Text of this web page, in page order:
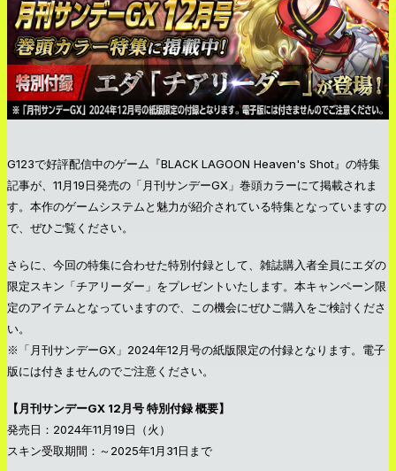
G123で好評配信中のゲーム『BLACK LAGOON Heaven's Shot』の特集
記事が、11月19日発売の「月刊サンデーGX」巻頭カラーにて掲載されま
す。本作のゲームシステムと魅力が紹介されている特集となっていますの
で、ぜひご覧ください。
さらに、今回の特集に合わせた特別付録として、雑誌購入者全員にエダの
限定スキン「チアリーダー」をプレゼントいたします。本キャンペーン限
定のアイテムとなっていますので、この機会にぜひご購入をご検討くださ
い。
※「月刊サンデーGX」2024年12月号の紙版限定の付録となります。電子
版には付きませんのでご注意ください。
【月刊サンデーGX 12月号 特別付録 概要】
発売日：2024年11月19日（火）
スキン受取期間：～2025年1月31日まで